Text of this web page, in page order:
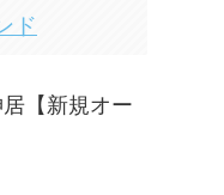
ド
【新規オー